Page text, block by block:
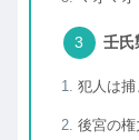
壬氏
犯人は
後宮の